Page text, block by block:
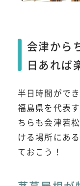
会津から
日あれば
半日時間がで
福島県を代表
ちらも会津若
ける場所にあ
ておこう！